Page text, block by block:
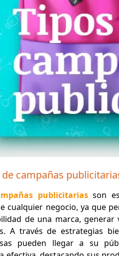
campañas
publicitariasson
cualquier negocio, ya que
de una marca, generar
A través de estrategias
pueden llegar a su